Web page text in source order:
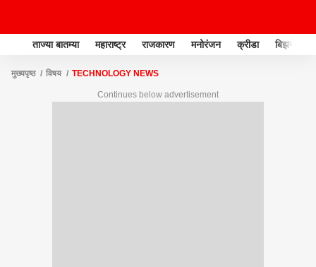
ताज्या बातम्या महाराष्ट्र राजकारण मनोरंजन क्रीडा बिझनेस
मुख्यपृष्ठ विषय TECHNOLOGY NEWS
Continues below advertisement